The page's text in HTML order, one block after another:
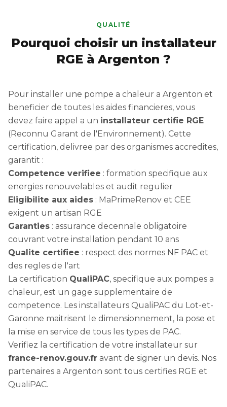
QUALITÉ
Pourquoi choisir un installateur
RGE à Argenton ?
Pour installer une pompe a chaleur a Argenton et
beneficier de toutes les aides financieres, vous
devez faire appel a un installateur certifie RGE
(Reconnu Garant de l'Environnement). Cette
certification, delivree par des organismes accredites,
garantit :
Competence verifiee : formation specifique aux
energies renouvelables et audit regulier
Eligibilite aux aides : MaPrimeRenov et CEE
exigent un artisan RGE
Garanties : assurance decennale obligatoire
couvrant votre installation pendant 10 ans
Qualite certifiee : respect des normes NF PAC et
des regles de l'art
La certification QualiPAC, specifique aux pompes a
chaleur, est un gage supplementaire de
competence. Les installateurs QualiPAC du Lot-et-
Garonne maitrisent le dimensionnement, la pose et
la mise en service de tous les types de PAC.
Verifiez la certification de votre installateur sur
france-renov.gouv.fr avant de signer un devis. Nos
partenaires a Argenton sont tous certifies RGE et
QualiPAC.